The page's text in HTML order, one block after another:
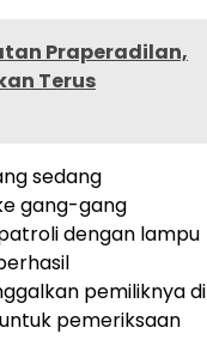
Praperadilan,
Terus
sedang
gang-gang
dengan lampu
pemiliknya di
pemeriksaan